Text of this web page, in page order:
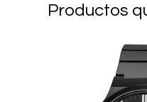
Productos